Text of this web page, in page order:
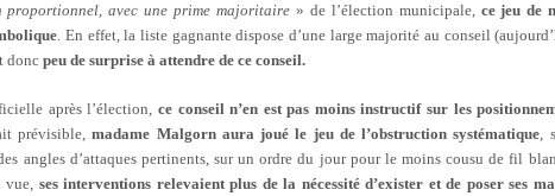
proportionnel, avec une prime majoritaire » de l’élection municipale, ce jeu de
. En effet, la liste gagnante dispose d’une large majorité au conseil
donc peu de surprise à attendre de ce conseil.
après l’élection, ce conseil n’en est pas moins instructif sur les
prévisible,madame Malgorn aura joué le jeu de l’obstruction systématique,
angles d’attaques pertinents, sur un ordre du jour pour le moins cousu de fil
ses interventions relevaient plus de la nécessité d’exister et de poser ses